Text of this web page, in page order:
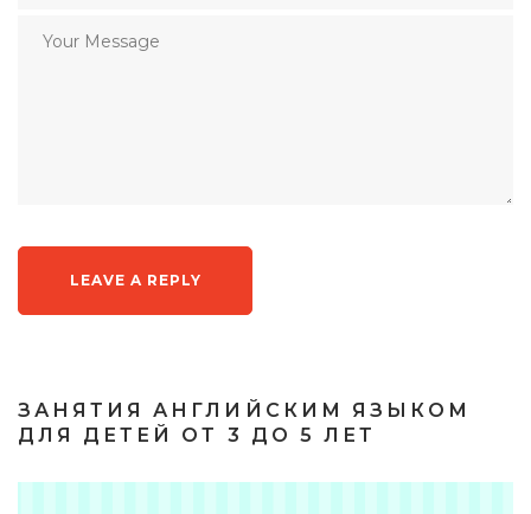
ЗАНЯТИЯ АНГЛИЙСКИМ ЯЗЫКОМ
ДЛЯ ДЕТЕЙ ОТ 3 ДО 5 ЛЕТ